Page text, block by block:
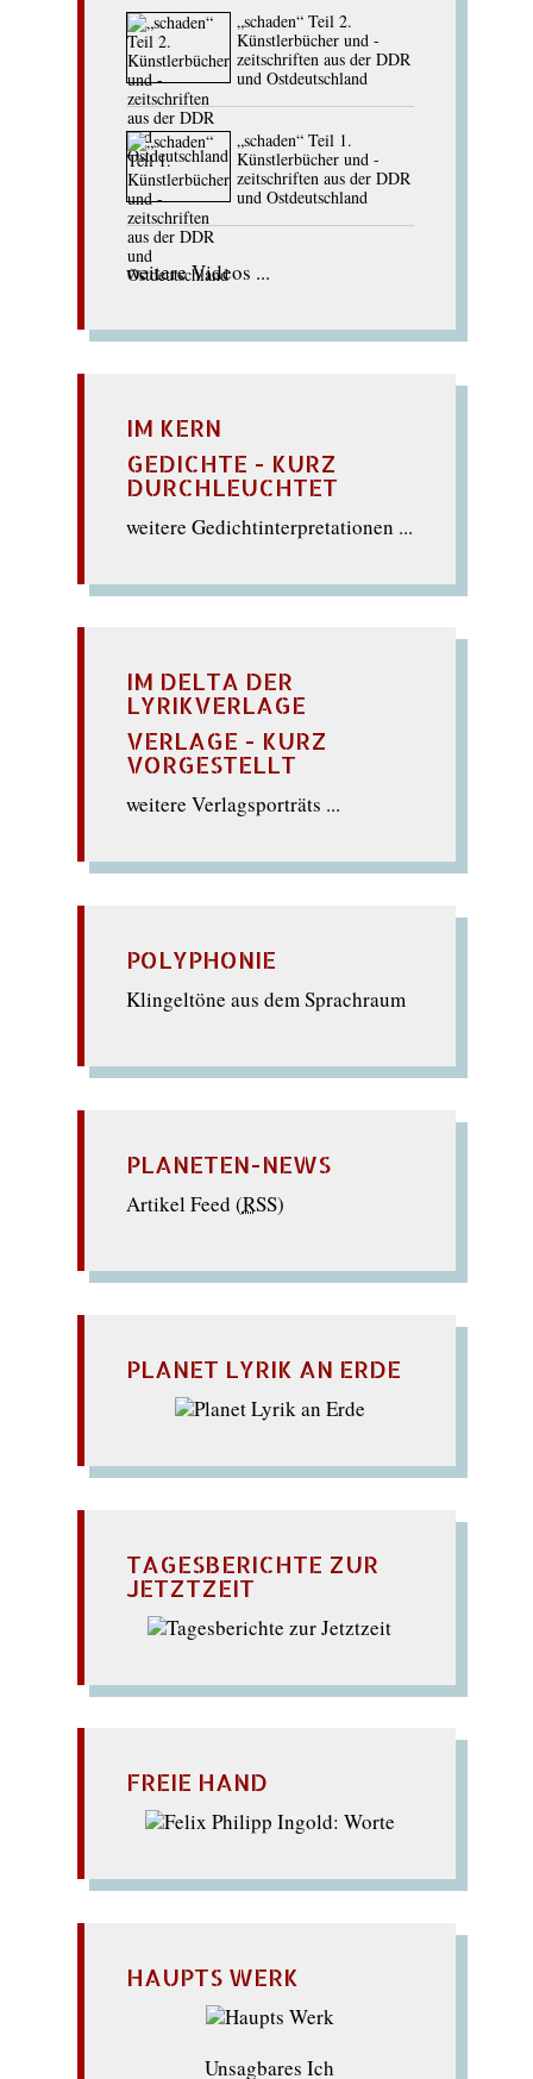
„schaden“ Teil 2.
Künstlerbücher und -
zeitschriften aus der DDR
und Ostdeutschland
„schaden“ Teil 1.
Künstlerbücher und -
zeitschriften aus der DDR
und Ostdeutschland
weitere Videos ...
IM KERN
GEDICHTE - KURZ
DURCHLEUCHTET
weitere Gedichtinterpretationen ...
IM DELTA DER
LYRIKVERLAGE
VERLAGE - KURZ
VORGESTELLT
weitere Verlagsporträts ...
POLYPHONIE
Klingeltöne aus dem Sprachraum
PLANETEN-NEWS
Artikel Feed (RSS)
PLANET LYRIK AN ERDE
TAGESBERICHTE ZUR
JETZTZEIT
FREIE HAND
HAUPTS WERK
Unsagbares Ich